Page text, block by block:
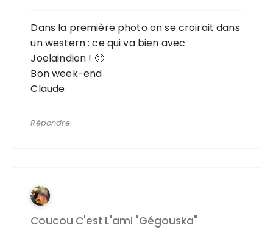
Dans la première photo on se croirait dans
un western : ce qui va bien avec
Joelaindien ! 🙂
Bon week-end
Claude
Répondre
Coucou C'est L'ami "Gégouska"